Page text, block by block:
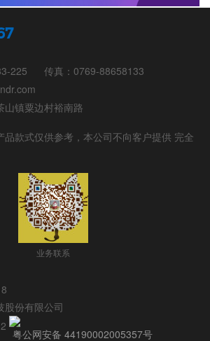
225
传真：0769-88658133
山镇粟边村裕南路
品款式仅供参考，本公司不向客户提供 完全
业务联系
股份有限公司
粤公网安备 44190002005357号